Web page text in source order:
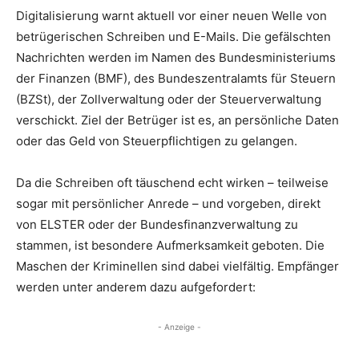
Digitalisierung warnt aktuell vor einer neuen Welle von
betrügerischen Schreiben und E-Mails. Die gefälschten
Nachrichten werden im Namen des Bundesministeriums
der Finanzen (BMF), des Bundeszentralamts für Steuern
(BZSt), der Zollverwaltung oder der Steuerverwaltung
verschickt. Ziel der Betrüger ist es, an persönliche Daten
oder das Geld von Steuerpflichtigen zu gelangen.
Da die Schreiben oft täuschend echt wirken – teilweise
sogar mit persönlicher Anrede – und vorgeben, direkt
von ELSTER oder der Bundesfinanzverwaltung zu
stammen, ist besondere Aufmerksamkeit geboten. Die
Maschen der Kriminellen sind dabei vielfältig. Empfänger
werden unter anderem dazu aufgefordert:
- Anzeige -